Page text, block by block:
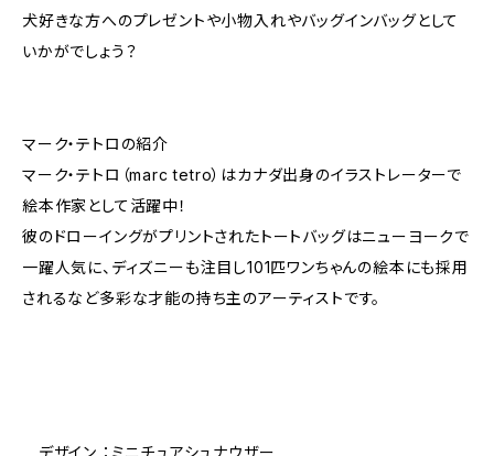
犬好きな方へのプレゼントや小物入れやバッグインバッグとして
いかがでしょう？
マーク・テトロの紹介
マーク・テトロ（marc tetro）はカナダ出身のイラストレーターで
絵本作家として活躍中！
彼のドローイングがプリントされたトートバッグはニューヨークで
一躍人気に、ディズニーも注目し101匹ワンちゃんの絵本にも採用
されるなど多彩な才能の持ち主のアーティストです。
デザイン ：ミニチュアシュナウザー